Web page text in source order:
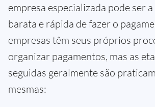
empresa especializada pode ser
barata e rápida de fazer o
empresas têm seus próprios
organizar pagamentos, mas as
seguidas geralmente são
mesmas: